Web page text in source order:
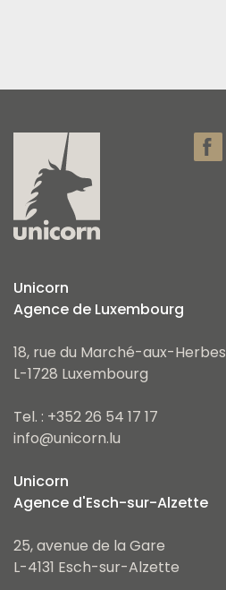
Unicorn
Agence de Luxembourg
18, rue du Marché-aux-Herbes
L-1728 Luxembourg
Tel. : +352 26 54 17 17
info@unicorn.lu
Unicorn
Agence d'Esch-sur-Alzette
25, avenue de la Gare
L-4131 Esch-sur-Alzette